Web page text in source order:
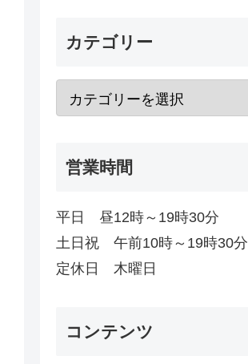
カテゴリー
営業時間
平日 昼12時～19時30分
土日祝 午前10時～19時30分
定休日 木曜日
コンテンツ